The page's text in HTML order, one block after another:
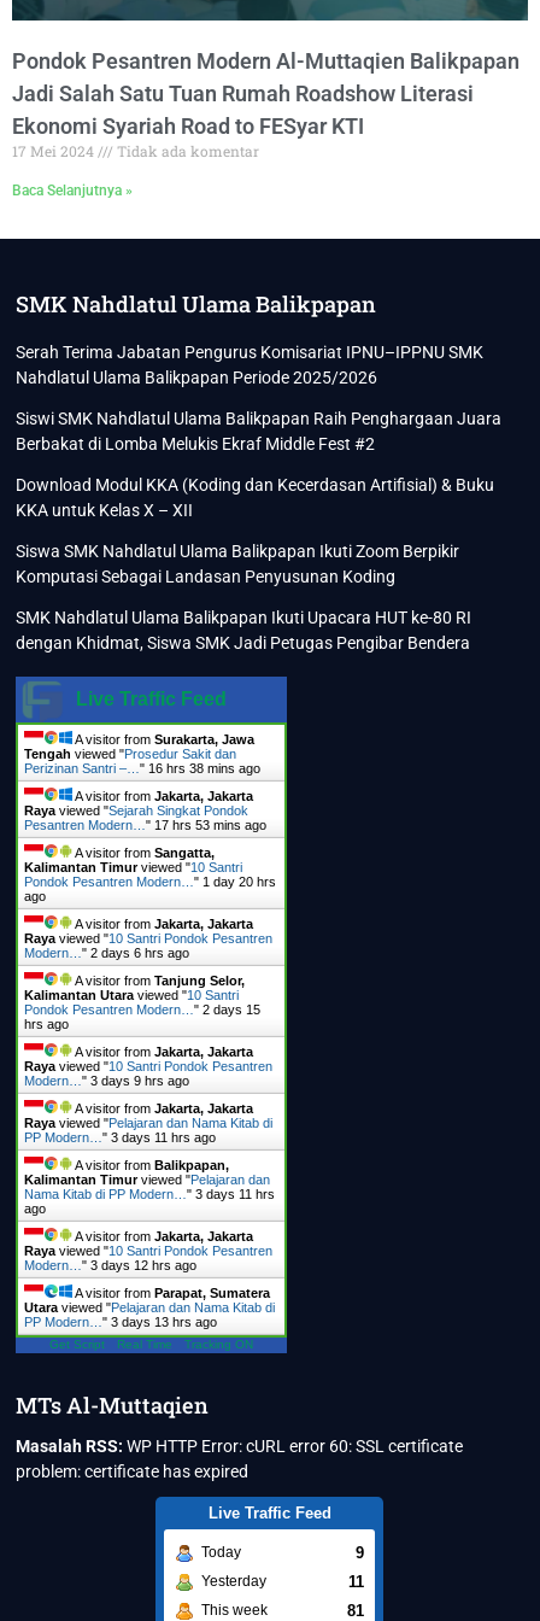
Pondok Pesantren Modern Al-Muttaqien Balikpapan
Jadi Salah Satu Tuan Rumah Roadshow Literasi
Ekonomi Syariah Road to FESyar KTI
17 Mei 2024 Tidak ada komentar
Baca Selanjutnya »
SMK Nahdlatul Ulama Balikpapan
Serah Terima Jabatan Pengurus Komisariat IPNU–IPPNU SMK
Nahdlatul Ulama Balikpapan Periode 2025/2026
Siswi SMK Nahdlatul Ulama Balikpapan Raih Penghargaan Juara
Berbakat di Lomba Melukis Ekraf Middle Fest #2
Download Modul KKA (Koding dan Kecerdasan Artifisial) & Buku
KKA untuk Kelas X – XII
Siswa SMK Nahdlatul Ulama Balikpapan Ikuti Zoom Berpikir
Komputasi Sebagai Landasan Penyusunan Koding
SMK Nahdlatul Ulama Balikpapan Ikuti Upacara HUT ke-80 RI
dengan Khidmat, Siswa SMK Jadi Petugas Pengibar Bendera
Live Traffic Feed
A visitor fromSurakarta, Jawa
Tengah viewed "Prosedur Sakit dan
Perizinan Santri –…" 16 hrs 38 mins ago
A visitor fromJakarta, Jakarta
Raya viewed "Sejarah Singkat Pondok
Pesantren Modern…" 17 hrs 53 mins ago
A visitor fromSangatta,
Kalimantan Timurviewed "10 Santri
Pondok Pesantren Modern…" 1 day 20 hrs
ago
A visitor fromJakarta, Jakarta
Raya viewed "10 Santri Pondok Pesantren
Modern…"2 days 6 hrs ago
A visitor fromTanjung Selor,
Kalimantan Utara viewed "10 Santri
Pondok Pesantren Modern…"2 days 15
hrs ago
A visitor fromJakarta, Jakarta
Raya viewed "10 Santri Pondok Pesantren
Modern…"3 days 9 hrs ago
A visitor fromJakarta, Jakarta
Raya viewed "Pelajaran dan Nama Kitab di
PP Modern…"3 days 11 hrs ago
A visitor fromBalikpapan,
Kalimantan Timurviewed "Pelajaran dan
Nama Kitab di PP Modern…"3 days 11 hrs
ago
A visitor fromJakarta, Jakarta
Raya viewed "10 Santri Pondok Pesantren
Modern…"3 days 12 hrs ago
A visitor fromParapat, Sumatera
Utara viewed "Pelajaran dan Nama Kitab di
PP Modern…"3 days 13 hrs ago
Get Script Real Time Tracking ON
MTs Al-Muttaqien
Masalah RSS: WP HTTP Error: cURL error 60: SSL certificate
problem: certificate has expired
Live Traffic Feed
Today 9
Yesterday 11
This week 81